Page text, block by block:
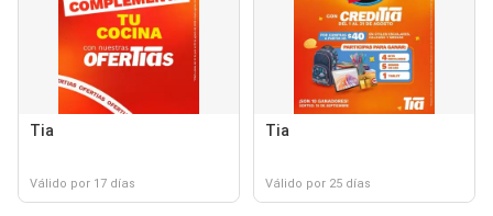
Tia
Válido por 17 días
Tia
Válido por 25 días